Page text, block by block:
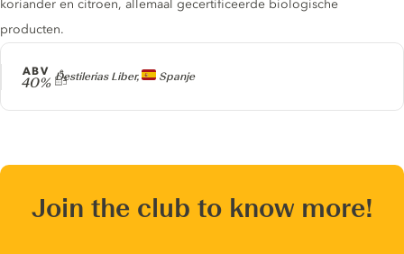
Producer
Destilerias Liber, Spanje
ABV
40%
koriander en citroen, allemaal gecertificeerde biologische
producten.
Join the club to know more!